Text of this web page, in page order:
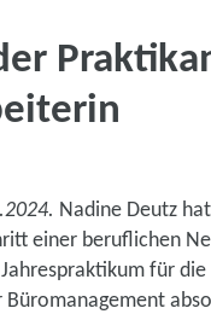
Nadine Deutz
einer beruflichen
für die
Büromanagement